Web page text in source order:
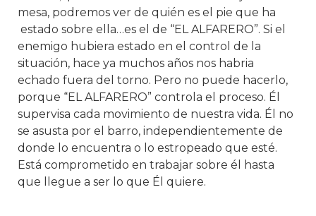
mesa, podremos ver de quién es el pie que ha
estado sobre ella…es el de “EL ALFARERO”. Si el
enemigo hubiera estado en el control de la
situación, hace ya muchos años nos habria
echado fuera del torno. Pero no puede hacerlo,
porque “EL ALFARERO” controla el proceso. Él
supervisa cada movimiento de nuestra vida. Él no
se asusta por el barro, independientemente de
donde lo encuentra o lo estropeado que esté.
Está comprometido en trabajar sobre él hasta
que llegue a ser lo que Él quiere.